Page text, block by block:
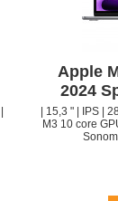
Apple
2024
| 15,3 " | IPS |
M3 10 core